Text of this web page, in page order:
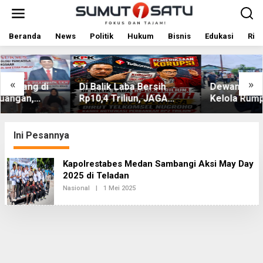
t
i
k
o
n
Beranda News Politik Hukum Bisnis Edukasi
« »
Di Balik Laba Bersih
Rp10,4 Triliun, JAGA
MARWAH Desak KPK
Nugroho Terkait Dugaan
Kasus Notifikasi
Perbankan
Dewan Usul BUMD Sumut
Kelola Rumput Laut Nias
Utara dari Hulu ke Hilir
Ini Pesannya
Kapolrestabes Medan Sambangi Aksi May Day
2025 di Teladan
Nasional | 1 Mei 2025O
E